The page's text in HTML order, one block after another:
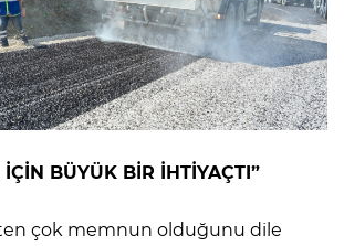
BÜYÜK BİR İHTİYAÇTI”
çok memnun olduğunu dile